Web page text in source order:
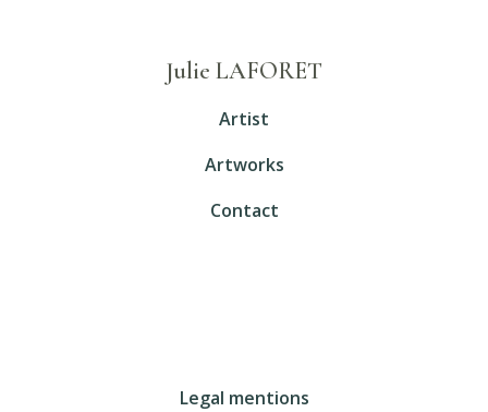
Julie LAFORET
Artist
Artworks
Contact
Legal mentions